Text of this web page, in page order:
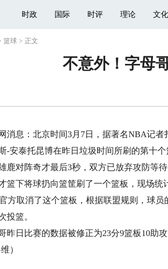
时政 国际 时评 理论 文化
篮球 > 正文
不意外！字母
息：北京时间3月7日，据著名NBA记者
-安泰托昆博在昨日垃圾时间所刷的第十个
对阵奇才最后3秒，双方已放弃攻防等待
篮下将球扔向篮筐刷了一个篮板，现场
方取消了这个篮板，根据联盟规则，球
投篮。
日比赛的数据被修正为23分9篮板10助攻
）